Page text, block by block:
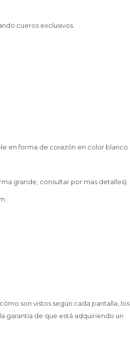
cueros exclusivos.
en forma de corazón en color blanco .
grande, consultar por mas detalles).
son vistos según cada pantalla, los
garantía de que está adquiriendo un